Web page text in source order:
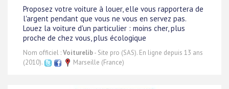
Proposez votre voiture à louer, elle vous rapportera de
l'argent pendant que vous ne vous en servez pas.
Louez la voiture d'un particulier : moins cher, plus
proche de chez vous, plus écologique
Nom officiel :Voiturelib- Site pro (SAS). En ligne depuis 13 ans
(2010).
Marseille (France)